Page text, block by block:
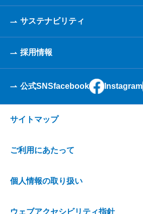
サステナビリティ
採用情報
公式SNSfacebook Instagram
サイトマップ
ご利用にあたって
個人情報の取り扱い
ウェブアクセシビリティ指針